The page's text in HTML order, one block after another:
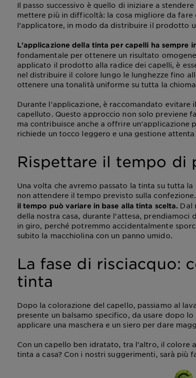
Il passo successivo è quello di iniziare a
mettere più in difficoltà: la cosa migliore da
l’applicatore, in modo da distribuire il prodotto
L'applicazione della tinta per capelli ha sempre
fondamentale per ottenere un risultato
applicato il prodotto alla radice dei capelli, è
nel distribuire il colore lungo le lunghezze fino
ottenere una tonalità uniforme su tutta la
Durante l'applicazione, è raccomandato
capelluto. Questo approccio non solo previene
ma contribuisce anche a offrire un'applicazione
richiede un tocco leggero e una gestione
Rispettare il tempo di
Una volta che avremo passato la tinta su tutta
non attendere il tempo previsto sulla confezione.
il tempo può variare in base alla tinta scelta. Dal
della nostra casa, durante l’attesa,
in giro, perché potremmo accidentalmente
subito la macchiolina con un panno umido.
La fase di risciacquo:
tinta
Dopo la colorazione del capello, passiamo al
presente un balsamo specifico, da usare dopo
applicare una maschera e un siero per dare
Con un capello ben idratato, tra l’altro, il colore
tinta a casa? Con i nostri suggerimenti, sarà più